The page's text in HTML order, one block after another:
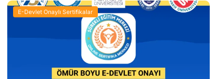
E-Devlet Onaylı Sertifikalar